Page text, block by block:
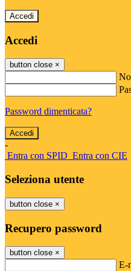
Accedi
Accedi
button close ×
Password dimenticata?
-
Entra con SPID Entra con CIE
Seleziona utente
button close ×
Recupero password
button close ×
E-